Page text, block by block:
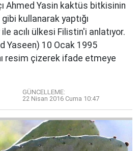
Ahmed Yasin kaktüs bitkisinin
kullanarak yaptığı
acılı ülkesi Filistin'i anlatıyor.
Yaseen) 10 Ocak 1995
resim çizerek ifade etmeye
GÜNCELLEME:
22 Nisan 2016 Cuma 10:47